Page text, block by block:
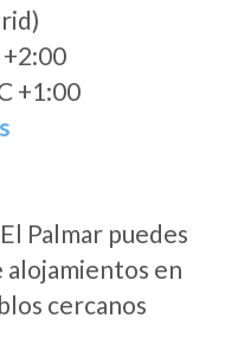
+1:00
Palmar puedes
alojamientos en
cercanos